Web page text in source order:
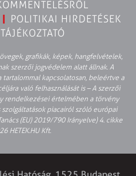
POLITIKAI HIRDETÉSEK
grafikák, képek, hangfelvételek,
szerzői jogvédelem alatt állnak. A
kapcsolatosan, beleértve a
való felhasználását is – A szerzői
rendelkezései értelmében a törvény
szolgáltatások piacairól szóló európai
(EU) 2019/790 Irányelve) 4. cikke
HETEK.HU Kft.